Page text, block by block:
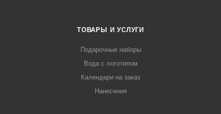
ТОВАРЫ И УСЛУГИ
Подарочные наборы
Вода с логотипом
Календари на заказ
Нанесения